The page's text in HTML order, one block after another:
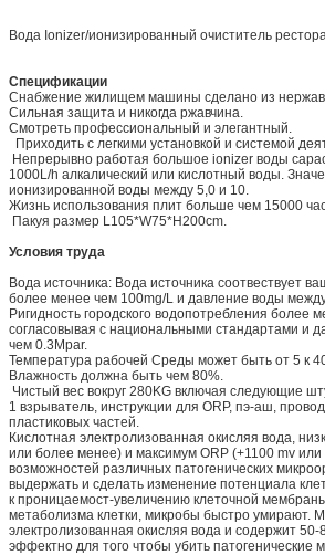
Вода Ionizer/ионизированный очиститель
Спецификации
Снабжение жилищем машины сделано из
Сильная защита и никогда ржавчина.
Смотреть профессиональный и элегантный.
Приходить с легкими установкой и системой
Непрерывно работая большое ionizer воды
1000L/h алкалический или кислотный воды.
ионизированной воды между 5,0 и 10.
Жизнь использования плит больше чем 15000
Пакуя размер L105*W75*H200cm.
Условия труда
Вода источника: Вода источника соотвествует
более менее чем 100mg/L и давление воды
Ригидность городского водопотребления более
согласовывая с национальными стандартами и
чем 0.3Mpar.
Температура рабочей Среды может быть от 5 к
Влажность должна быть чем 80%.
Чистый вес вокруг 280KG включая следующие
1 взрыватель, инструкции для ORP, пэ-аш,
пластиковых частей.
Кислотная электролизованная окисляя вода,
или более менее) и максимум ORP (+1100 mv
возможностей различных патогенических
выдержать и сделать изменение потенциала
к проницаемост-увеличению клеточной
метаболизма клетки, микробы быстро умирают.
электролизованная окисляя вода и содержит 50-
эффектно для того чтобы убить патогенические